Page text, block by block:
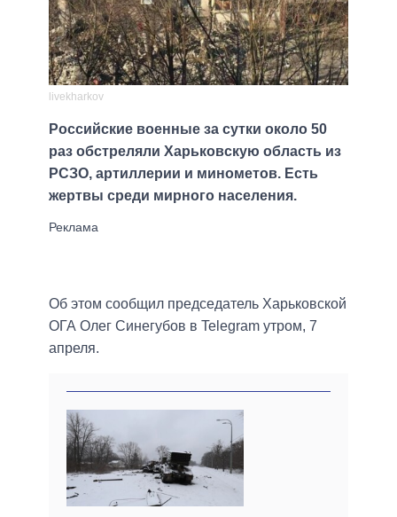
livekharkov
Российские военные за сутки около 50
раз обстреляли Харьковскую область из
РСЗО, артиллерии и минометов. Есть
жертвы среди мирного населения.
Об этом сообщил председатель Харьковской
ОГА Олег Синегубов в Telegram утром, 7
апреля.